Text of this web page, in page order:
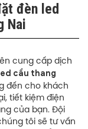
đèn led
Nai
cung cấp dịch
cầu thang
đến cho khách
tiết kiệm điện
của bạn. Đội
tôi sẽ tư vấn